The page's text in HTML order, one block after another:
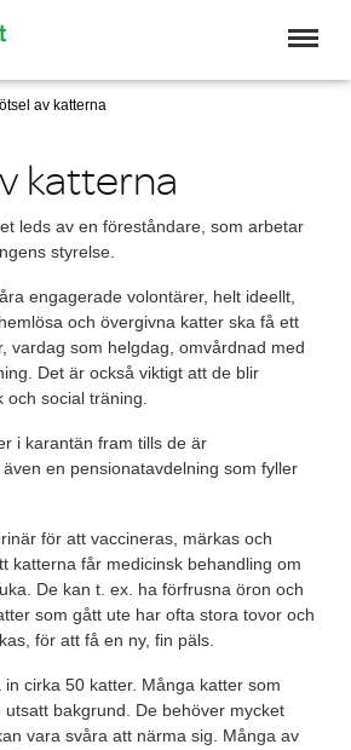
av katterna
katterna
leds av en föreståndare, som arbetar
styrelse.
engagerade volontärer, helt ideellt,
och övergivna katter ska få ett
vardag som helgdag, omvårdnad med
Det är också viktigt att de blir
social träning.
i karantän fram tills de är
en pensionatavdelning som fyller
för att vaccineras, märkas och
katterna får medicinsk behandling om
De kan t. ex. ha förfrusna öron och
som gått ute har ofta stora tovor och
för att få en ny, fin päls.
cirka 50 katter. Många katter som
bakgrund. De behöver mycket
vara svåra att närma sig. Många av